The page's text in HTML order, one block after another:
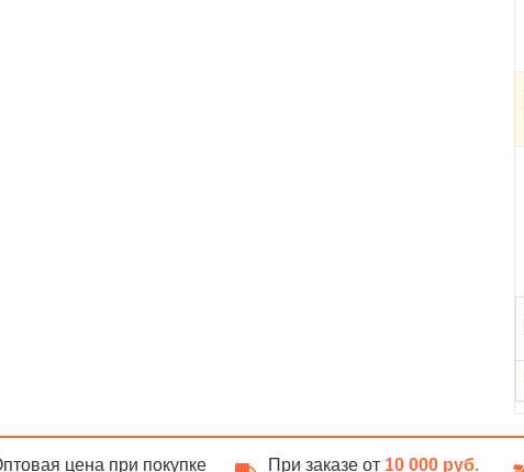
цена при покупке
При заказе от 10 000 руб.